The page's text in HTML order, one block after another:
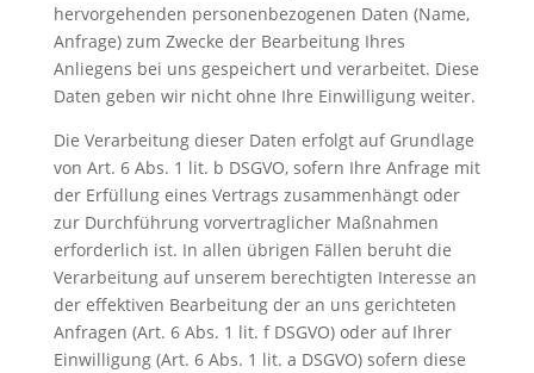
hervorgehenden personenbezogenen Daten (Name,
Anfrage) zum Zwecke der Bearbeitung Ihres
Anliegens bei uns gespeichert und verarbeitet. Diese
Daten geben wir nicht ohne Ihre Einwilligung weiter.
Die Verarbeitung dieser Daten erfolgt auf Grundlage
von Art. 6 Abs. 1 lit. b DSGVO, sofern Ihre Anfrage mit
der Erfüllung eines Vertrags zusammenhängt oder
zur Durchführung vorvertraglicher Maßnahmen
erforderlich ist. In allen übrigen Fällen beruht die
Verarbeitung auf unserem berechtigten Interesse an
der effektiven Bearbeitung der an uns gerichteten
Anfragen (Art. 6 Abs. 1 lit. f DSGVO) oder auf Ihrer
Einwilligung (Art. 6 Abs. 1 lit. a DSGVO) sofern diese